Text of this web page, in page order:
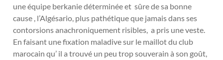
une équipe berkanie déterminée et sûre de sa bonne
cause , l’Algésario, plus pathétique que jamais dans ses
contorsions anachroniquement risibles, a pris une veste.
En faisant une fixation maladive sur le maillot du club
marocain qu’ il a trouvé un peu trop souverain à son goût,